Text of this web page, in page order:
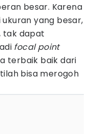
besar. Karena
yang besar,
tak dapat
focal point
terbaik baik dari
bisa merogoh